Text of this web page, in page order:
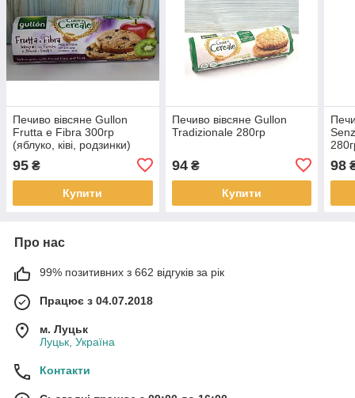
Печиво вівсяне Gullon
Frutta e Fibra 300гр
(яблуко, ківі, родзинки)
95 ₴
Купити
Печиво вівсяне Gullon
Tradizionale 280гр
94₴
Купити
98
Про нас
99% позитивних з 662 відгуків за рік
Працює з 04.07.2018
м. Луцьк
Луцьк, Україна
Контакти